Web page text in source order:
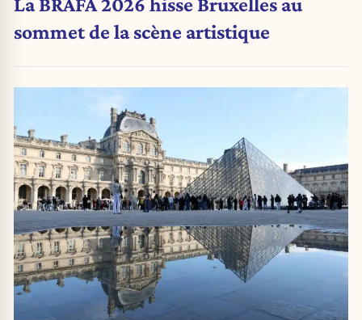
sommet de la scène artistique